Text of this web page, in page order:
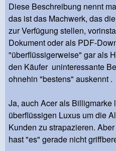
Diese Beschreibung nennt
das ist das Machwerk, das
zur Verfügung stellen,
Dokument oder als PDF-
"überflüssigerweise" gar als
den Käufer uninteressante
ohnehin "bestens" auskennt .
Ja, auch Acer als Billigmarke
überflüssigen Luxus um die
Kunden zu strapazieren.
hast "es" gerade nicht